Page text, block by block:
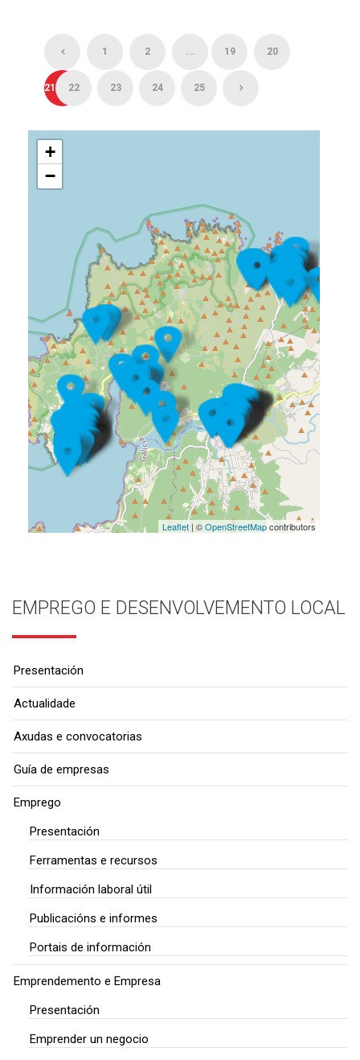
1 2 ... 19 20
21 22 23 24 25
+
−
Leaflet| ©OpenStreetMapcontributors
EMPREGO E DESENVOLVEMENTO LOCAL
Presentación
Actualidade
Axudas e convocatorias
Guía de empresas
Emprego
Presentación
Ferramentas e recursos
Información laboral útil
Publicacións e informes
Portais de información
Emprendemento e Empresa
Presentación
Emprender un negocio